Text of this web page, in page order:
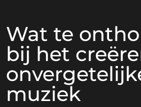
Wat te
bij het
muziek